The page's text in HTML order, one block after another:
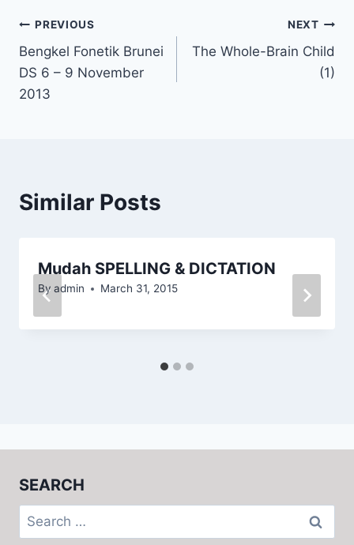
Post
navigation
PREVIOUS
Bengkel Fonetik Brunei
DS 6 – 9 November
2013
NEXT
The Whole-Brain Child
(1)
Similar Posts
Mudah SPELLING & DICTATION
By admin March 31, 2015
SEARCH
Search
for: